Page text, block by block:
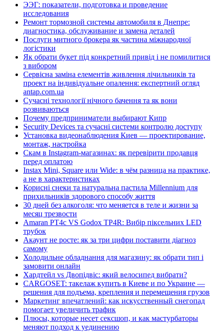
ЭЭГ: показатели, подготовка и проведение
исследования
Ремонт тормозной системы автомобиля в Днепре:
диагностика, обслуживание и замена деталей
Послуги митного брокера як частина міжнародної
логістики
Як обрати букет під конкретний привід і не помилитися
з вибором
Сервісна заміна елементів живлення лічильників та
проект на індивідуальне опалення: експертний огляд
antap.com.ua
Сучасні технології нічного бачення та як вони
розвиваються
Почему предприниматели выбирают Кипр
Security Devices та сучасні системи контролю доступу
Установка видеонаблюдения Киев — проектирование,
монтаж, настройка
Скам в Instagram-магазинах: як перевірити продавця
перед оплатою
Instax Mini, Square или Wide: в чём разница на практике,
а не в характеристиках
Корисні снеки та натуральна пастила Millennium для
прихильників здорового способу життя
30 дней без алкоголя: что меняется в теле и жизни за
месяц трезвости
Amaran PT4c VS Godox TP4R: Вибір піксельних LED
трубок
Акаунт не росте: як за три цифри поставити діагноз
самому
Холодильне обладнання для магазину: як обрати тип і
замовити онлайн
Хардтейл vs Двопідвіс: який велосипед вибрати?
CARGOSET: такелаж купить в Киеве и по Украине —
решения для подъема, крепления и перемещения грузов
Маркетинг впечатлений: как искусственный снегопад
помогает увеличить трафик
Плюсы, которые несет сексшоп, и как мастурбаторы
меняют подход к уединению